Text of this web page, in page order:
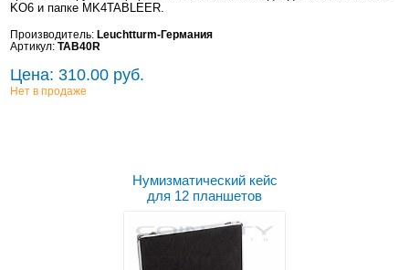
KO6 и папке MK4TABLEER.
Производитель: Leuchtturm-Германия
Артикул:TAB40R
Цена: 310.00 руб.
Нет в продаже
Нумизматический кейс
для 12 планшетов